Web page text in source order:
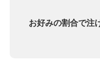
お好みの割合で注